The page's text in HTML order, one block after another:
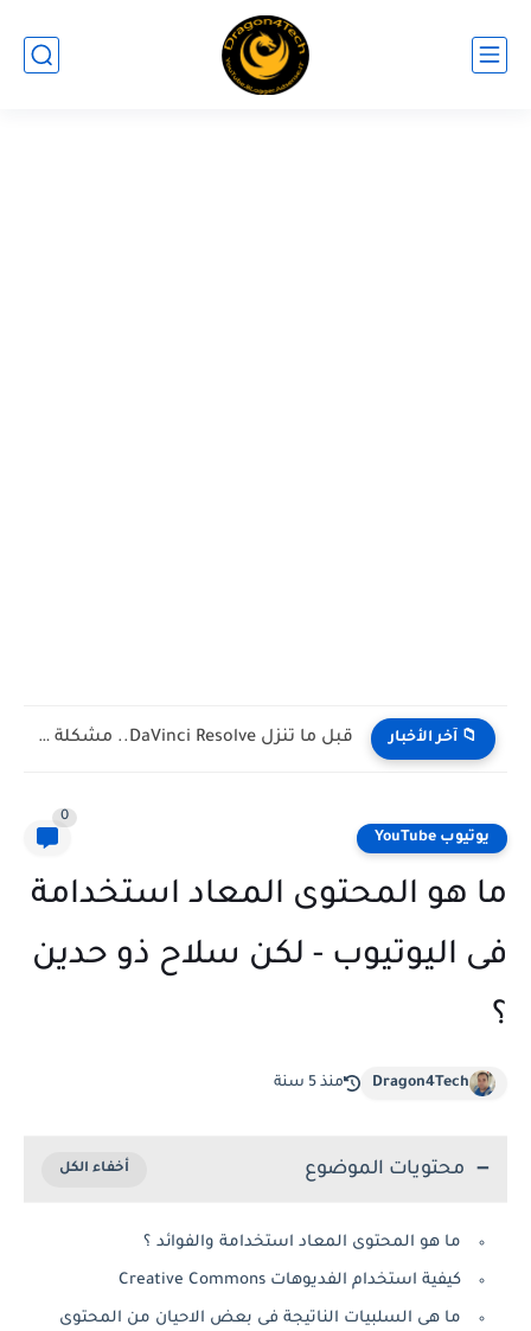
📁 آخر الأخبار حسابك البنكي هيتقفل بسبب إنستا باي! (رسالة تحذيرية حقيقية مش...
يوتيوب YouTube
0
ما هو المحتوى المعاد استخدامة
فى اليوتيوب - لكن سلاح ذو حدين
؟
Dragon4Tech منذ 5 سنة
محتويات الموضوع
ما هو المحتوى المعاد استخدامة والفوائد ؟
كيفية استخدام الفديوهات Creative Commons
ما هى السلبيات الناتيجة فى بعض الاحيان من المحتوى